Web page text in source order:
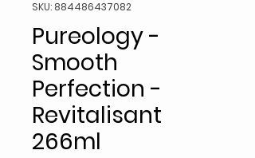
SKU: 884486437082
Pureology -
Smooth
Perfection -
Revitalisant
266ml